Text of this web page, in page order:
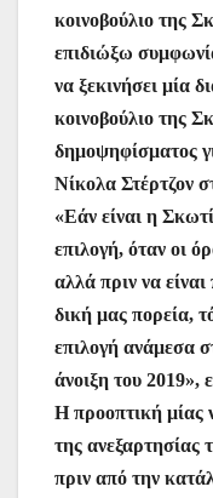
κοινοβούλιο της
επιδιώξω
να ξεκινήσει μία
κοινοβούλιο της
δημοψηφίσματος
Νίκολα Στέρτζον
«Εάν είναι η
επιλογή, όταν οι
αλλά πριν να
δική μας πορεία,
επιλογή ανάμεσα
άνοιξη του 2019»,
Η προοπτική μίας
της ανεξαρτησίας
πριν από την